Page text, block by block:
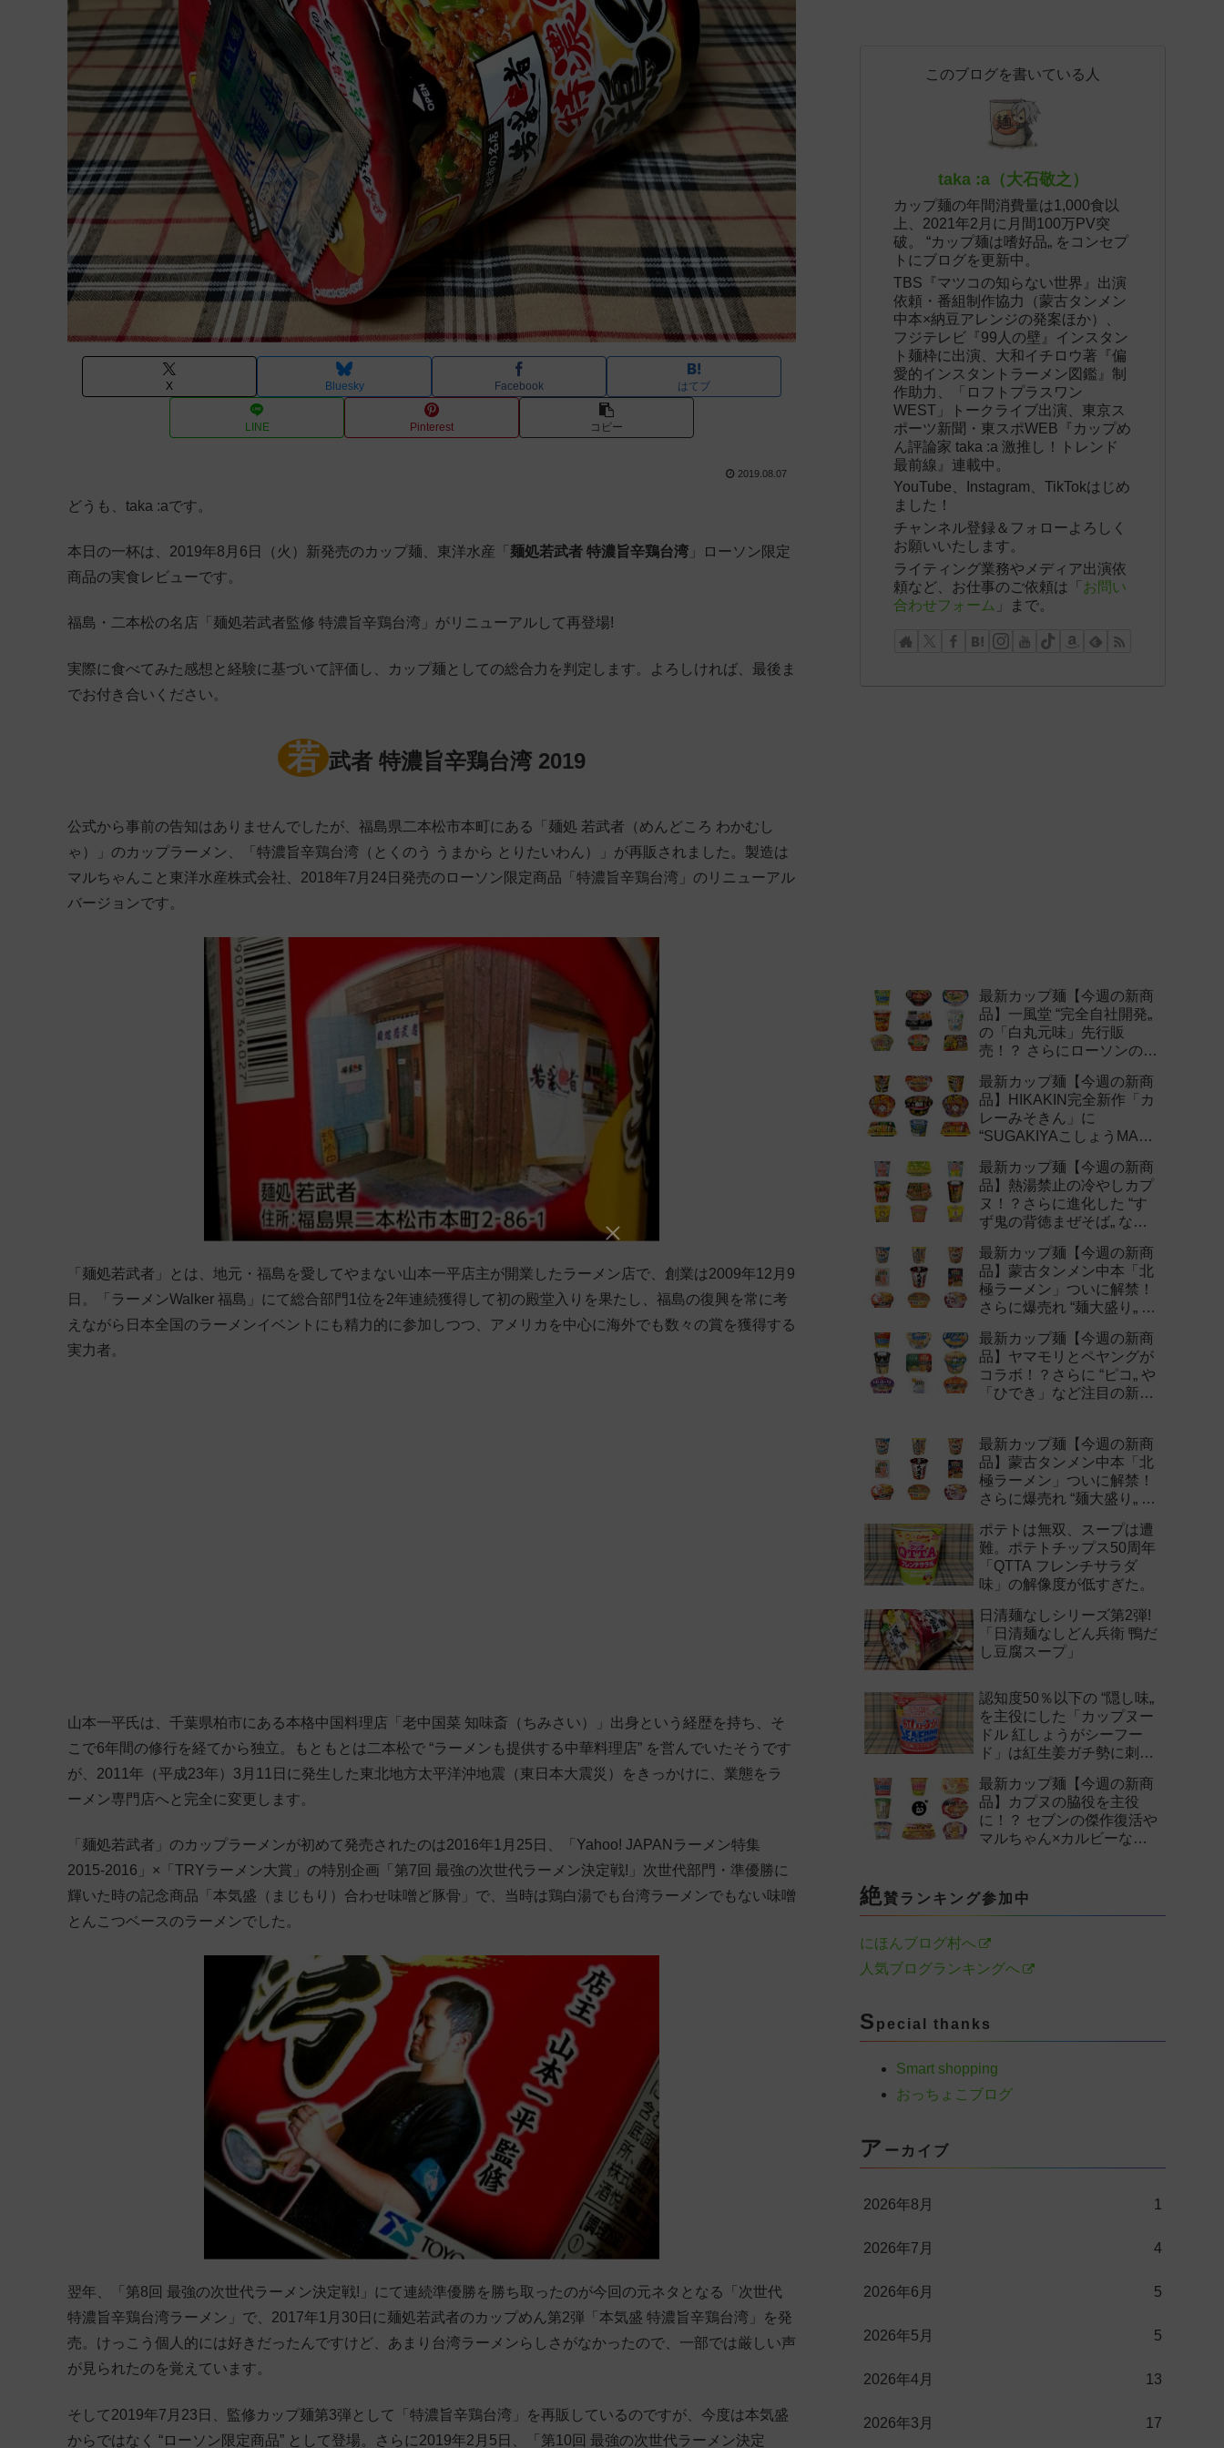
X Bluesky Facebook はてブ
LINE Pinterest コピー
2019.08.07
どうも、taka :aです。
本日の一杯は、2019年8月6日（火）新発売のカップ麺、東洋水産「 麺処若武者 特濃旨辛鶏台湾 」ローソン限定
商品の実食レビューです。
福島・二本松の名店「麺処若武者監修 特濃旨辛鶏台湾」がリニューアルして再登場!
実際に食べてみた感想と経験に基づいて評価し、カップ麺としての総合力を判定します。よろしければ、最後ま
でお付き合いください。
若 武者 特濃旨辛鶏台湾 2019
公式から事前の告知はありませんでしたが、福島県二本松市本町にある「麺処 若武者（めんどころ わかむし
ゃ）」のカップラーメン、「特濃旨辛鶏台湾（とくのう うまから とりたいわん）」が再販されました。製造は
マルちゃんこと東洋水産株式会社、2018年7月24日発売のローソン限定商品「特濃旨辛鶏台湾」のリニューアル
バージョンです。
「麺処若武者」とは、地元・福島を愛してやまない山本一平店主が開業したラーメン店で、創業は2009年12月9
日。「ラーメンWalker 福島」にて総合部門1位を2年連続獲得して初の殿堂入りを果たし、福島の復興を常に考
えながら日本全国のラーメンイベントにも精力的に参加しつつ、アメリカを中心に海外でも数々の賞を獲得する
実力者。
山本一平氏は、千葉県柏市にある本格中国料理店「老中国菜 知味斎（ちみさい）」出身という経歴を持ち、そ
こで6年間の修行を経てから独立。もともとは二本松で “ラーメンも提供する中華料理店” を営んでいたそうです
が、2011年（平成23年）3月11日に発生した東北地方太平洋沖地震（東日本大震災）をきっかけに、業態をラ
ーメン専門店へと完全に変更します。
「麺処若武者」のカップラーメンが初めて発売されたのは2016年1月25日、「Yahoo! JAPANラーメン特集
2015-2016」×「TRYラーメン大賞」の特別企画「第7回 最強の次世代ラーメン決定戦!」次世代部門・準優勝に
輝いた時の記念商品「本気盛（まじもり）合わせ味噌ど豚骨」で、当時は鶏白湯でも台湾ラーメンでもない味噌
とんこつベースのラーメンでした。
翌年、「第8回 最強の次世代ラーメン決定戦!」にて連続準優勝を勝ち取ったのが今回の元ネタとなる「次世代
特濃旨辛鶏台湾ラーメン」で、2017年1月30日に麺処若武者のカップめん第2弾「本気盛 特濃旨辛鶏台湾」を発
売。けっこう個人的には好きだったんですけど、あまり台湾ラーメンらしさがなかったので、一部では厳しい声
が見られたのを覚えています。
そして2019年7月23日、監修カップ麺第3弾として「特濃旨辛鶏台湾」を再販しているのですが、今度は本気盛
からではなく “ローソン限定商品” として登場。さらに2019年2月5日、「第10回 最強の次世代ラーメン決定
このブログを書いている人
taka :a（大石敬之）
カップ麺の年間消費量は1,000食以
上、2021年2月に月間100万PV突
破。 “カップ麺は嗜好品„ をコンセプ
トにブログを更新中。
TBS『マツコの知らない世界』出演
依頼・番組制作協力（蒙古タンメン
中本×納豆アレンジの発案ほか）、
フジテレビ『99人の壁』インスタン
ト麺枠に出演、大和イチロウ著『偏
愛的インスタントラーメン図鑑』制
作助力、「ロフトプラスワン
WEST」トークライブ出演、東京ス
ポーツ新聞・東スポWEB『カップめ
ん評論家 taka :a 激推し！トレンド
最前線』連載中。
YouTube、Instagram、TikTokはじめ
ました！
チャンネル登録＆フォローよろしく
お願いいたします。
ライティング業務やメディア出演依
頼など、お仕事のご依頼は「 お問い
合わせフォーム 」まで。
最新カップ麺【今週の新商
品】一風堂 “完全自社開発„
の「白丸元味」先行販
売！？ さらにローソンの激
新作まとめ！
最新カップ麺【今週の新商
品】HIKAKIN完全新作「カ
レーみそきん」に
“SUGAKIYAこしょうMAX„
最新カップ麺【今週の新商
品】熱湯禁止の冷やしカプ
ヌ！？さらに進化した “す
ず鬼の背徳まぜそば„ など
最新カップ麺【今週の新商
品】蒙古タンメン中本「北
極ラーメン」ついに解禁！
さらに爆売れ “麺大盛り„ シ
作まとめ！
最新カップ麺【今週の新商
品】ヤマモリとペヤングが
コラボ！？さらに “ピコ„ や
「ひでき」など注目の新作
最新カップ麺【今週の新商
品】蒙古タンメン中本「北
極ラーメン」ついに解禁！
さらに爆売れ “麺大盛り„ シ
作まとめ！
ポテトは無双、スープは遭
難。ポテトチップス50周年
「QTTA フレンチサラダ
味」の解像度が低すぎた。
日清麺なしシリーズ第2弾!
「日清麺なしどん兵衛 鴨だ
し豆腐スープ」
認知度50％以下の “隠し味„
を主役にした「カップヌー
ドル 紅しょうがシーフー
ド」は紅生姜ガチ勢に刺さ
最新カップ麺【今週の新商
品】カプヌの脇役を主役
に！？ セブンの傑作復活や
マルちゃん×カルビーなど
絶賛ランキング参加中
にほんブログ村へ
人気ブログランキングへ
S pecial thanks
Smart shopping
おっちょこブログ
ア ーカイブ
2026年8月 1
2026年7月 4
2026年6月 5
2026年5月 5
2026年4月 13
2026年3月 17